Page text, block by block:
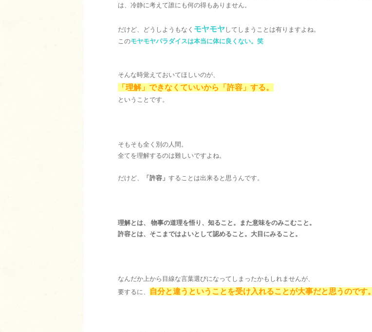
は、冷静に考えて誰にも何の得もありません。
だけど、どうしようもなく モヤモヤ してしまうことは有りますよね。
このモヤモヤパラダイスは本当に体に良くない。笑
そんな時覚えておいてほしいのが、
「理解」できなくていいから「許容」する。
ということです。
そもそも全く別の人間。
全てを理解するのは難しいですよね。
だけど、 「許容」 することは出来ると思うんです。
理解とは、 物事の道理を悟り、知ること。また意味をのみこむこと。
許容とは、そこまではよいとして認めること。大目にみること。
なんだか上から目線な言葉選びになってしまったかもしれませんが、
要するに、
自分と違うということを受け入れることが大事だと思うのです。